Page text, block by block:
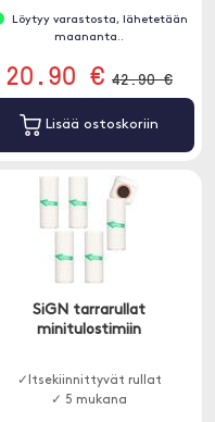
Löytyy varastosta, lähetetään
maananta..
20.90 € 42.90 €
Lisää ostoskoriin
SiGN tarrarullat
minitulostimiin
✓Itsekiinnittyvät rullat
✓ 5 mukana